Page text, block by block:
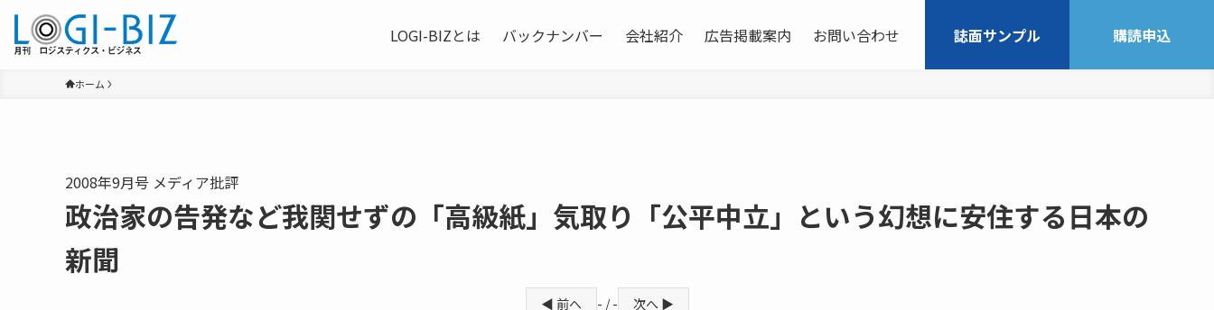
LOGI-BIZとは バックナンバー 会社紹介 広告掲載案内 お問い合わせ 誌面サンプル 購読申込
ホーム
2008年9月号 メディア批評
政治家の告発など我関せずの「高級紙」気取り「公平中立」という幻想に安住する日本の
新聞
◀ 前へ - / - 次へ ▶